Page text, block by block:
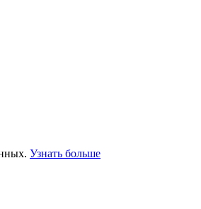
Узнать больше